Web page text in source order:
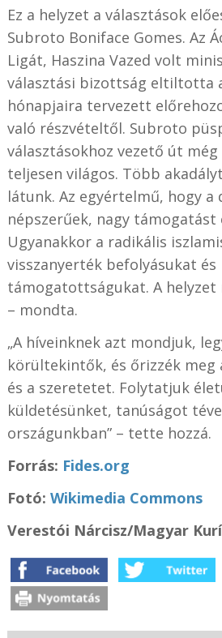
Ez a helyzet a választások
Subroto Boniface Gomes. Az
Ligát, Haszina Vazed volt
választási bizottság eltiltotta
hónapjaira tervezett
való részvételtől. Subroto
választásokhoz vezető út
teljesen világos. Több
látunk. Az egyértelmű, hogy a
népszerűek, nagy támogatást
Ugyanakkor a radikális
visszanyerték befolyásukat és
támogatottságukat. A helyzet
– mondta.
„A híveinknek azt mondjuk,
körültekintők, és őrizzék
és a szeretetet. Folytatjuk
küldetésünket, tanúságot
országunkban” – tette hozzá.
Forrás: Fides.org
Fotó: Wikimedia Commons
Verestói Nárcisz/Magyar